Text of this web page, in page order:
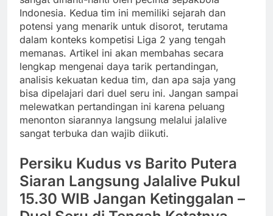
Indonesia. Kedua tim ini memiliki sejarah dan
potensi yang menarik untuk disorot, terutama
dalam konteks kompetisi Liga 2 yang tengah
memanas. Artikel ini akan membahas secara
lengkap mengenai daya tarik pertandingan,
analisis kekuatan kedua tim, dan apa saja yang
bisa dipelajari dari duel seru ini. Jangan sampai
melewatkan pertandingan ini karena peluang
menonton siarannya langsung melalui jalalive
sangat terbuka dan wajib diikuti.
Persiku Kudus vs Barito Putera
Siaran Langsung Jalalive Pukul
15.30 WIB Jangan Ketinggalan –